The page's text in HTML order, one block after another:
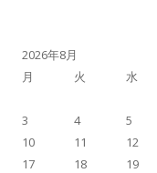
2026年8月
月
火 水
3
4 5
10
11 12
17
18 19